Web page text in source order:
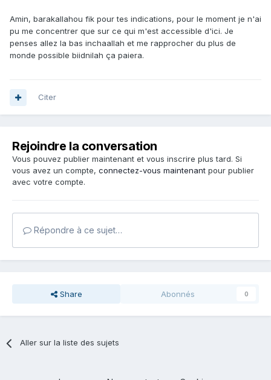
Amin, barakallahou fik pour tes indications, pour le moment je n'ai
pu me concentrer que sur ce qui m'est accessible d'ici. Je
penses allez la bas inchaallah et me rapprocher du plus de
monde possible biidnilah ça paiera.
Citer
Rejoindre la conversation
Vous pouvez publier maintenant et vous inscrire plus tard. Si
vous avez un compte, connectez-vous maintenant pour publier
avec votre compte.
Répondre à ce sujet…
Share Abonnés 0
Aller sur la liste des sujets